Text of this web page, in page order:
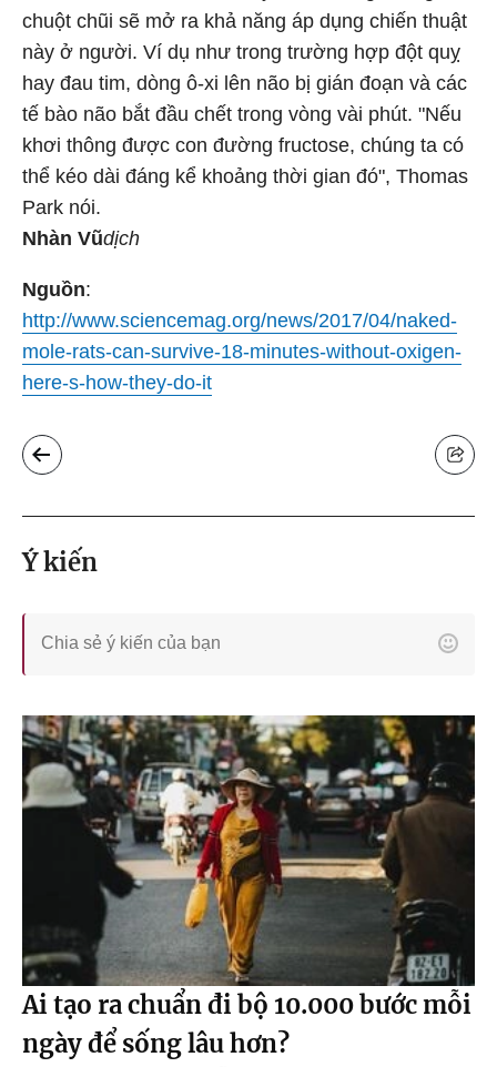
chuột chũi sẽ mở ra khả năng áp dụng chiến thuật
này ở người. Ví dụ như trong trường hợp đột quỵ
hay đau tim, dòng ô-xi lên não bị gián đoạn và các
tế bào não bắt đầu chết trong vòng vài phút. "Nếu
khơi thông được con đường fructose, chúng ta có
thể kéo dài đáng kể khoảng thời gian đó", Thomas
Park nói.
Nhàn Vũdịch
Nguồn:
http://www.sciencemag.org/news/2017/04/naked-
mole-rats-can-survive-18-minutes-without-oxigen-
here-s-how-they-do-it
Ý kiến
Ai tạo ra chuẩn đi bộ 10.000 bước mỗi
ngày để sống lâu hơn?